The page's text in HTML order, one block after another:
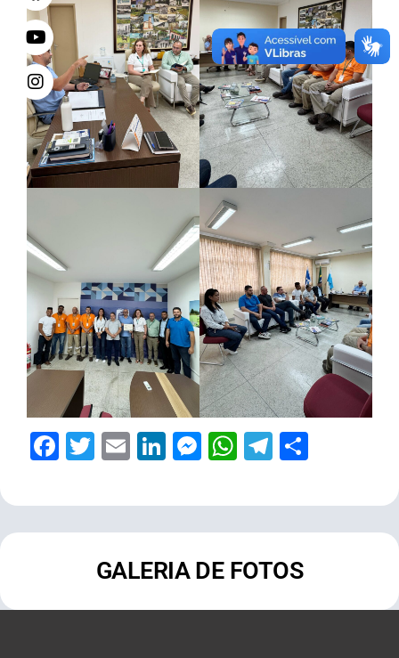
Facebook
Twitter
EmailLinkedIn
Messenger
WhatsApp
Telegram
GALERIA DE FOTOS